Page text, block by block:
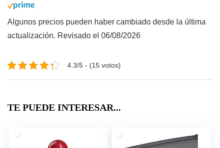
Algunos precios pueden haber cambiado desde la última
actualización. Revisado el 06/08/2026
4.3/5 - (15 votos)
TE PUEDE INTERESAR...